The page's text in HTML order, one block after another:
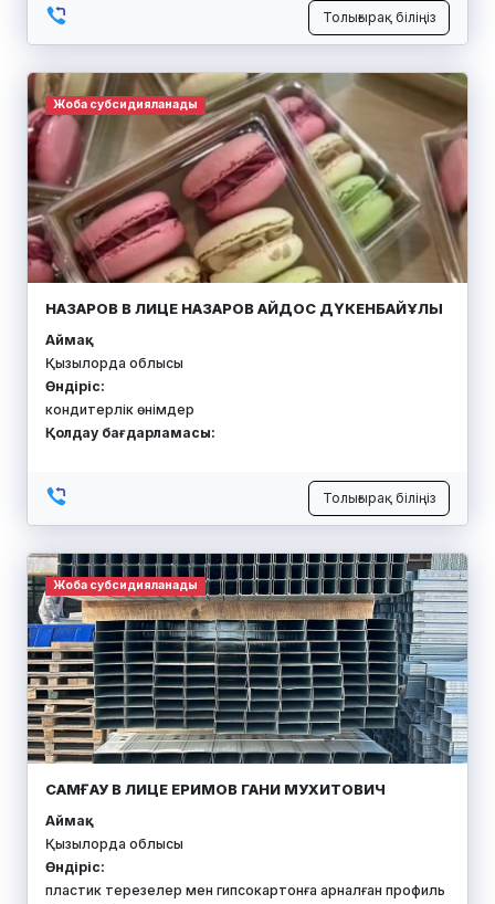
Толығырақ біліңіз
Жоба субсидияланады
НАЗАРОВ В ЛИЦЕ НАЗАРОВ АЙДОС ДҮКЕНБАЙҰЛЫ
Аймақ:
Қызылорда облысы
Өндіріс:
кондитерлік өнімдер
Қолдау бағдарламасы:
Толығырақ біліңіз
Жоба субсидияланады
САМҒАУ В ЛИЦЕ ЕРИМОВ ГАНИ МУХИТОВИЧ
Аймақ:
Қызылорда облысы
Өндіріс:
пластик терезелер мен гипсокартонға арналған профиль